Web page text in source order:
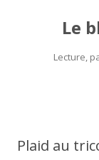
Le
Lecture,
Plaid au